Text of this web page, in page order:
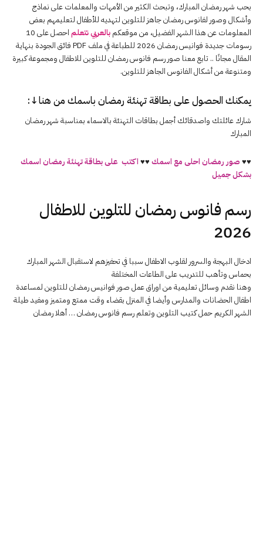
بحب شهر رمضان المبارك، وتبحث الكثير من الأمهات والمعلمات على نماذج
وأشكال وصور لفانوس رمضان جاهز للتلوين لتهديه للأطفال لتعليمهم بعض
المعلومات عن هذا الشهر الفضيل، من موقعكم بالعربي نتعلم
احصل على 10
رسومات جديدة فوانيس رمضان 2026 للطباعة في ملف PDF فائق الجودة بنهاية
المقال مجانًا .. تابع معنا صور رسم فانوس رمضان للتلوين للاطفال ومجموعة كبيرة
ومتنوعة من أشكال الفانوس الجاهز للتلوين.
يمكنك الحصول على بطاقة تهنئة رمضان باسمك من هنا↓:
شارك عائلتك واصدقائك أجمل بطاقات التهنئة بالاسماء بمناسبة شهر رمضان
المبارك
♥♥ صور رمضان احلى مع اسمك ♥♥ اكتب على بطاقة تهنئة رمضان اسمك
بشكل جميل
رسم فانوس رمضان للتلوين للاطفال
2026
ادخال البهجة والسرور لقلوب الاطفال سببا في تحفيزهم لاستقبال الشهر المبارك
بحماس وتأهب للتدريب على الطاعات المختلفة
وهنا نقدم وسائل تعليمية من اوراق عمل صور فوانيس رمضان للتلوين لمساعدة
اطفال الحضانات والمدارس وأيضا في المنزل بقضاء وقت ممتع ومتميز ومفيد طيلة
الشهر الكريم حمل كتيب التلوين وتعلم رسم فانوس رمضان … أهلا رمضان